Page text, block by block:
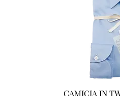
CAMICIA IN